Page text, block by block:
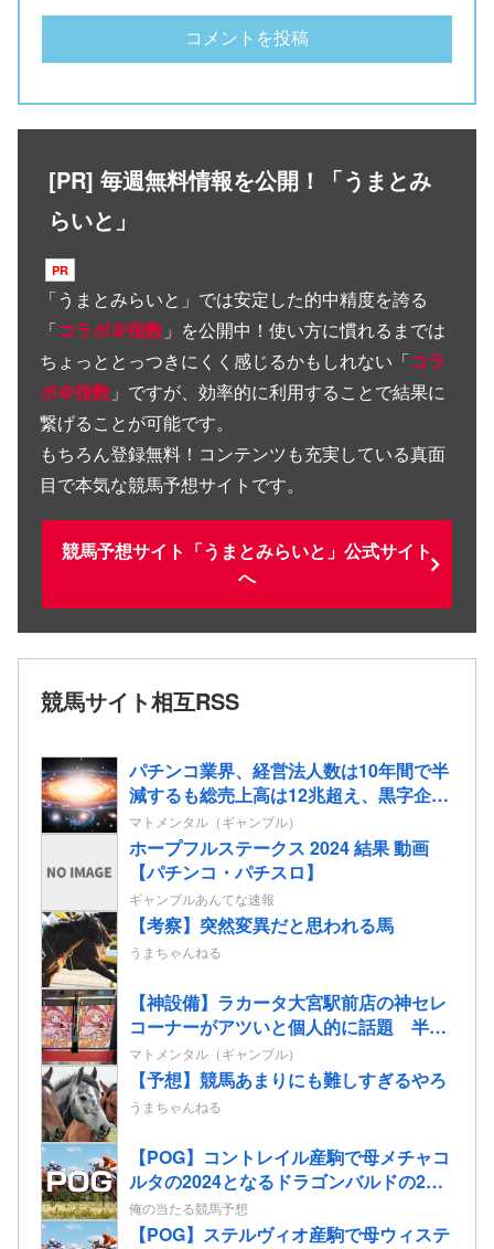
[PR] 毎週無料情報を公開！「うまとみ
らいと」
「うまとみらいと 」では安定した的中精度を誇る
「コラボ＠指数 」を公開中！使い方に慣れるまでは
ちょっととっつきにくく感じるかもしれない「コラ
ボ＠指数 」ですが、効率的に利用することで結果に
繋げることが可能です。
もちろん登録無料！コンテンツも充実している真面
目で本気な競馬予想サイトです。
競馬予想サイト「うまとみらいと」公式サイト
へ
競馬サイト相互RSS
パチンコ業界、経営法人数は10年間で半
減するも総売上高は12兆超え、黒字企業
割合はコロナ前の水準に回復
マトメンタル（ギャンブル）
ホープフルステークス 2024 結果 動画
【パチンコ・パチスロ】
ギャンブルあんてな速報
【考察】突然変異だと思われる馬
うまちゃんねる
【神設備】ラカータ大宮駅前店の神セレ
コーナーがアツいと個人的に話題 半個
室島+スマホミラーモニターを搭載
マトメンタル（ギャンブル）
【予想】競馬あまりにも難しすぎるやろ
うまちゃんねる
【POG】コントレイル産駒で母メチャコ
ルタの2024となるドラゴンバルドの2歳
情報
俺の当たる競馬予想
【POG】ステルヴィオ産駒で母ウィステ